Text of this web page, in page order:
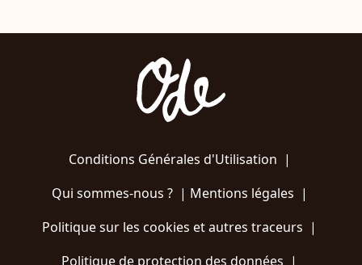
Conditions Générales d'Utilisation |
Qui sommes-nous ?| Mentions légales |
Politique sur les cookies et autres traceurs |
Politique de protection des données |